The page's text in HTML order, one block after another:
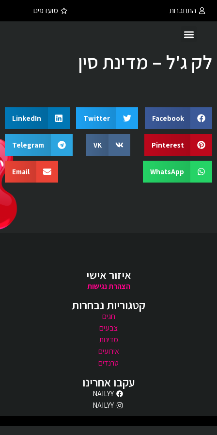
התחברות מועדפים
לק ג'ל – מדינת סין
Facebook
Twitter
LinkedIn
Pinterest
VK
Telegram
WhatsApp
Email
איזור אישי
הצהרת נגישות
קטגוריות נבחרות
חגים
צבעים
מדינות
אירועים
טרנדים
עקבו אחרינו
NAILYY
NAILYY